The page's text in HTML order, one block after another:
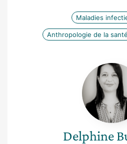
Maladies
Anthropologie de la santé
Delphine